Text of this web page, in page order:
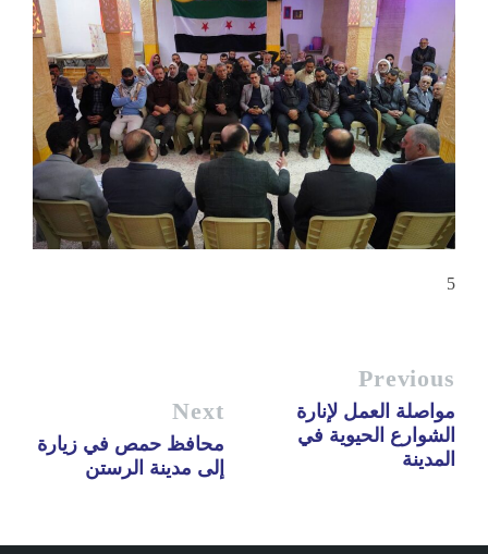
5
Previous
مواصلة العمل لإنارة
الشوارع الحيوية في
المدينة
Next
محافظ حمص في زيارة
إلى مدينة الرستن